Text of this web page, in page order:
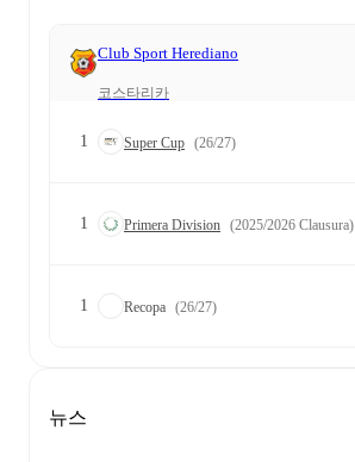
Club Sport Herediano
코스타리카
1 Super Cup (26/27)
1 Primera Division (2025/2026 Clausura)
1 Recopa (26/27)
뉴스